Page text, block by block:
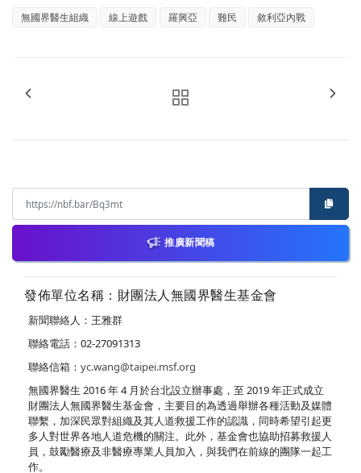
無國界醫生組織 線上遊戲 羅興亞 難民 敘利亞內戰
推廣新聞稿
發佈單位名稱：財團法人無國界醫生基金會
新聞聯絡人：王雅群
聯絡電話：02-27091313
聯絡信箱： yc.wang@taipei.msf.org
無國界醫生 2016 年 4 月於台北設立辦事處，至 2019 年正式成立
財團法人無國界醫生基金會，主要目的為透過舉辦各種活動及媒體
聯繫，加深民眾對組織及其人道救援工作的認識，同時希望引起更
多人對世界各地人道危機的關注。此外，基金會也協助招募救援人
員，鼓勵醫療及非醫療專業人員加入，與我們在前線的團隊一起工
作。